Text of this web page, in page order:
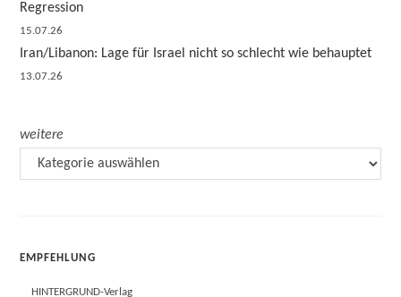
Regression
15.07.26
Iran/Libanon: Lage für Israel nicht so schlecht wie behauptet
13.07.26
weitere
EMPFEHLUNG
HINTERGRUND-Verlag